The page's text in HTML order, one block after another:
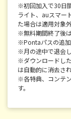
※初回加入で30日
ライト、auスマー
た場合は適用対象外
※無料期間終了後
※Pontaパスの追加
※月の途中で退会
※ダウンロードし
は自動的に消去さ
※各特典、コンテ
す。